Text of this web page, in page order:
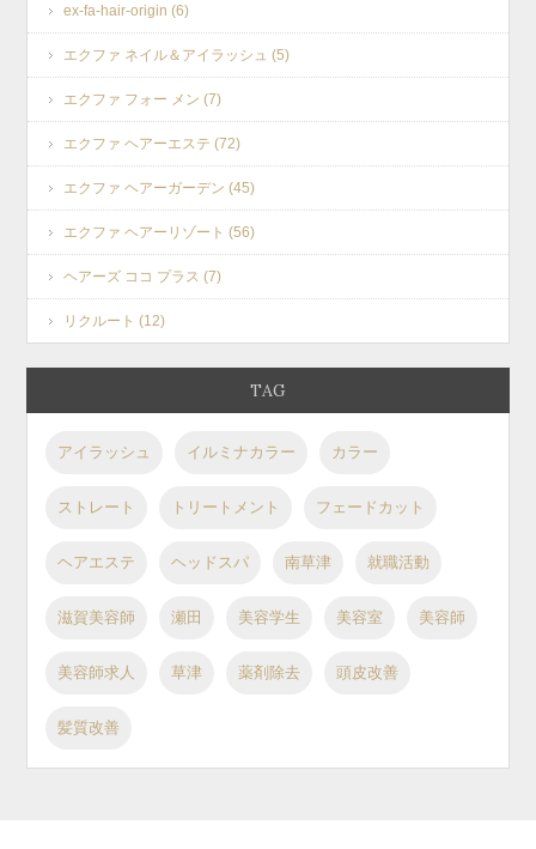
ex-fa-hair-origin (6)
エクファ ネイル＆アイラッシュ (5)
エクファ フォー メン (7)
エクファ ヘアーエステ (72)
エクファ ヘアーガーデン (45)
エクファ ヘアーリゾート (56)
ヘアーズ ココ プラス (7)
リクルート (12)
TAG
アイラッシュ イルミナカラー カラー
ストレート トリートメント フェードカット
ヘアエステ ヘッドスパ 南草津 就職活動
滋賀美容師 瀬田 美容学生 美容室 美容師
美容師求人 草津 薬剤除去 頭皮改善
髪質改善